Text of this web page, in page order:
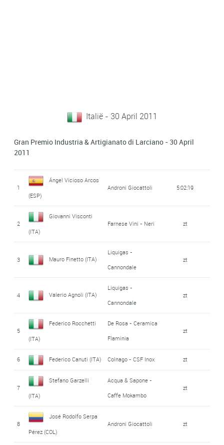
Italië - 30 April 2011
Gran Premio Industria & Artigianato di Larciano - 30 April
2011
1
Ángel Vicioso Arcos
(ESP)
Androni Giocattoli 5:02:19
2
Giovanni Visconti
(ITA)
Farnese Vini - Neri zt
3 Mauro Finetto (ITA)
Liquigas -
Cannondale
zt
4 Valerio Agnoli (ITA)
Liquigas -
Cannondale
zt
5
Federico Rocchetti
(ITA)
De Rosa - Ceramica
Flaminia
zt
6 Federico Canuti (ITA) Colnago - CSF Inox zt
7
Stefano Garzelli
(ITA)
Acqua & Sapone -
Caffe Mokambo
zt
8
José Rodolfo Serpa
Pérez (COL)
Androni Giocattoli zt